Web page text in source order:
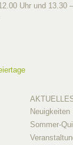
Uhr und 13.30
Neuigkeiten
Sommer-